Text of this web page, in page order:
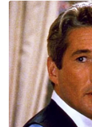
കുടിയേറ്റം
പ്രധാന
അധികാരത്തിൽ
നാടുകടത്താനും
സ്വീകരിച്ചു
ജില്ലകളിൽ